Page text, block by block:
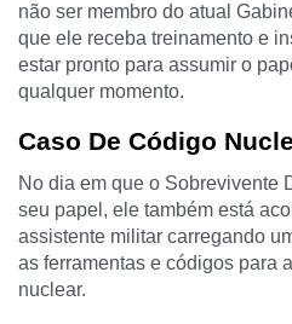
não ser membro do atual
que ele receba treinamento e
estar pronto para assumir o
qualquer momento.
Caso De Código
No dia em que o Sobrevivente
seu papel, ele também está
assistente militar carregando
as ferramentas e códigos para
nuclear.